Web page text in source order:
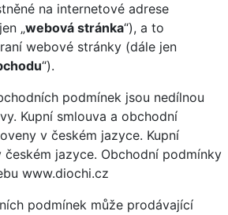
na internetové adrese
„webová stránka“), a to
webové stránky (dále jen
“).
podmínek jsou nedílnou
Kupní smlouva a obchodní
v českém jazyce. Kupní
jazyce. Obchodní podmínky
www.diochi.cz
podmínek může prodávající